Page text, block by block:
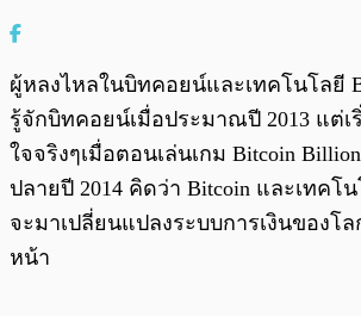
ผู้หลงไหลในบิทคอยน์และเทคโนโลยี
รู้จักบิทคอยน์เมื่อประมาณปี 2013 แต่
ใจจริงๆเมื่อตอนเล่นเกม Bitcoin
ปลายปี 2014 คิดว่า Bitcoin และเทคโน
จะมาเปลี่ยนแปลงระบบการเงินของโ
หน้า